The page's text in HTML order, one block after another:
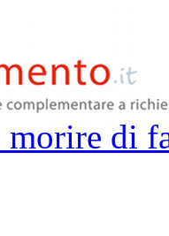
morire di